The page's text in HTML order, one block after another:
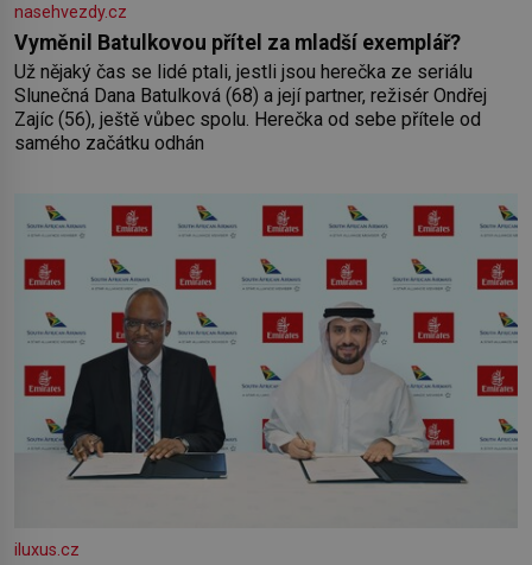
nasehvezdy.cz
Vyměnil Batulkovou přítel za mladší exemplář?
Už nějaký čas se lidé ptali, jestli jsou herečka ze seriálu
Slunečná Dana Batulková (68) a její partner, režisér Ondřej
Zajíc (56), ještě vůbec spolu. Herečka od sebe přítele od
samého začátku odhán
iluxus.cz